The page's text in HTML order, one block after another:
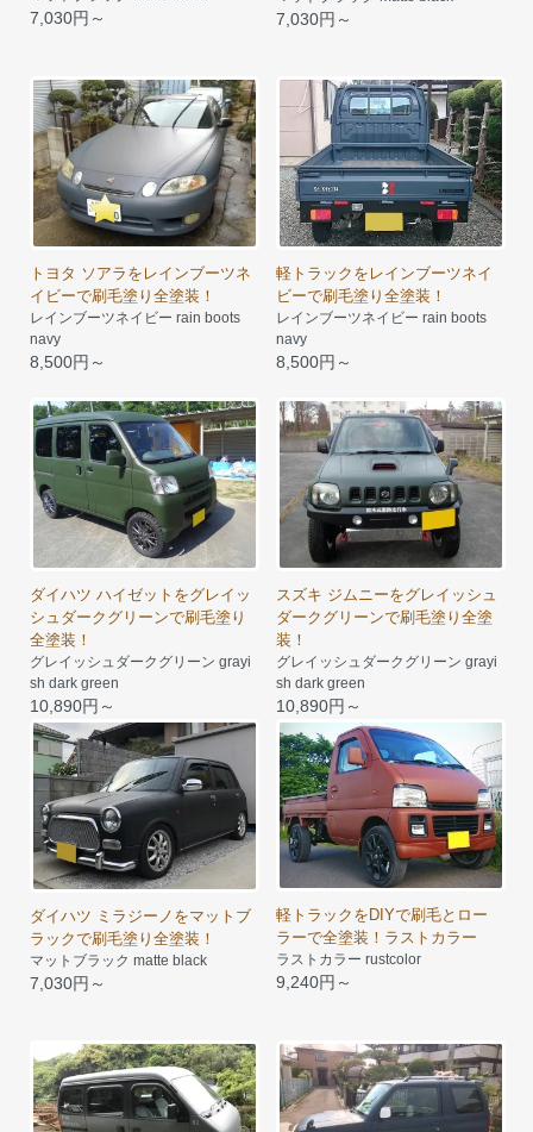
7,030円～ 7,030円～
トヨタ ソアラをレインブーツネ
イビーで刷毛塗り全塗装！
レインブーツネイビー rain boots
navy
8,500円～
軽トラックをレインブーツネイ
ビーで刷毛塗り全塗装！
レインブーツネイビー rain boots
navy
8,500円～
ダイハツ ハイゼットをグレイッ
シュダークグリーンで刷毛塗り
全塗装！
グレイッシュダークグリーン grayi
sh dark green
10,890円～
スズキ ジムニーをグレイッシュ
ダークグリーンで刷毛塗り全塗
装！
グレイッシュダークグリーン grayi
sh dark green
10,890円～
ダイハツ ミラジーノをマットブ
ラックで刷毛塗り全塗装！
マットブラック matte black
7,030円～
軽トラックをDIYで刷毛とロー
ラーで全塗装！ラストカラー
ラストカラー rustcolor
9,240円～